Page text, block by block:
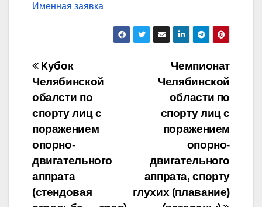
Именная заявка
Навигация
по
записям
Чемпионат
Челябинской
области по
спорту лиц с
поражением
опорно-
двигательного
аппрата, спорту
глухих (плавание)
Кубок
Челябинской
обалсти по
спорту лиц с
поражением
опорно-
двигательного
аппрата
(стендовая